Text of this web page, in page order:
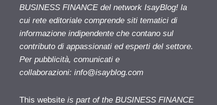
BUSINESS FINANCE del network IsayBlog! la
cui rete editoriale comprende siti tematici di
informazione indipendente che contano sul
contributo di appassionati ed esperti del settore.
Per pubblicità, comunicati e
collaborazioni: info@isayblog.com
This website is part of the BUSINESS FINANCE